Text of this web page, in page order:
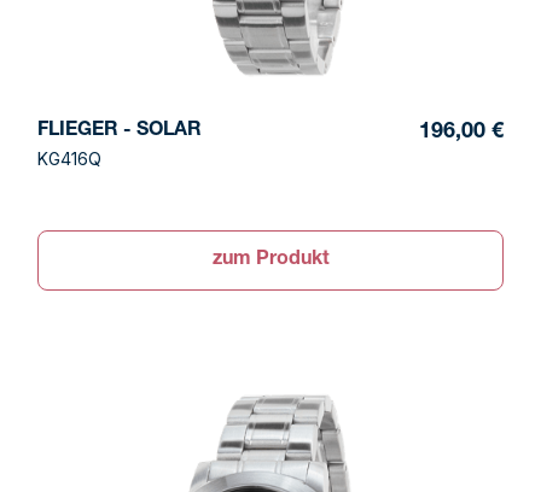
FLIEGER - SOLAR
KG416Q
196,00 €
zum Produkt